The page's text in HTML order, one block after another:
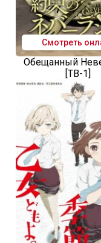
Смотреть
Обещанный
[ТВ-1]